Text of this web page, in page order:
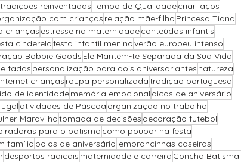
tradições reinventadasTempo de Qualidadecriar laços
com crianças relação mãe-filho Princesa Tiana
crianças estresse na maternidadeconteúdos infantis
cinderelafesta infantil meninoverão europeu intenso
Bobbie Goods Ele Mantém-te Separada da Sua Vida
fadas personalização para dois aniversariantes natureza
crianças roupa personalizadatradição portuguesa
de identidadememória emocional dicas de aniversário
atividades de Páscoa organização no trabalho
Maravilhatomada de decisões decoração futebol
para o batismo como poupar na festa
família bolos de aniversário lembrancinhas caseiras
desportos radicais maternidade e carreira Concha Batismal